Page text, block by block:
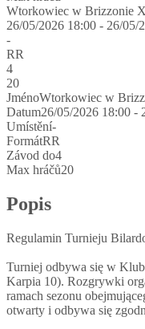
Wtorkowiec w Brizzonie
26/05/2026 18:00 - 26/05/
-
RR
4
20
JménoWtorkowiec w
Datum26/05/2026 18:00 -
Umístění-
FormátRR
Závod do4
Max hráčů20
Popis
Regulamin Turnieju
Turniej odbywa się w
Karpia 10). Rozgrywki
ramach sezonu
otwarty i odbywa się